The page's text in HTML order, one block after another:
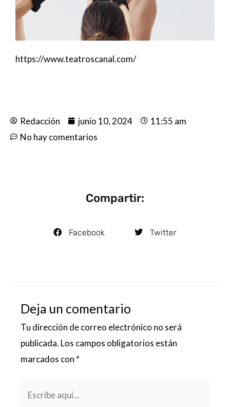
https://www.teatroscanal.com/
Redacción junio 10, 2024
11:55 am
No hay comentarios
Compartir:
Facebook Twitter
Deja un comentario
Tu dirección de correo electrónico no será
publicada. Los campos obligatorios están
marcados con *